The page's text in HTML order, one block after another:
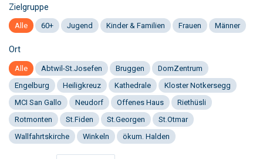
Zielgruppe
Alle 60+ Jugend Kinder & Familien Frauen Männer
Ort
Alle Abtwil-St.Josefen Bruggen
DomZentrum
Engelburg
Heiligkreuz Kathedrale
Kloster Notkersegg
MCI San Gallo
Neudorf Offenes Haus
Riethüsli
Rotmonten
St.Fiden St.Georgen
St.Otmar
Wallfahrtskirche
Winkeln ökum. Halden